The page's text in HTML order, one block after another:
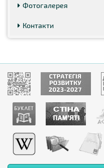
Фотогалерея
Контакти